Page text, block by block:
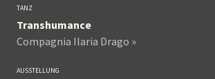
TANZ
Transhumance
Compagnia Ilaria Drago »
AUSSTELLUNG